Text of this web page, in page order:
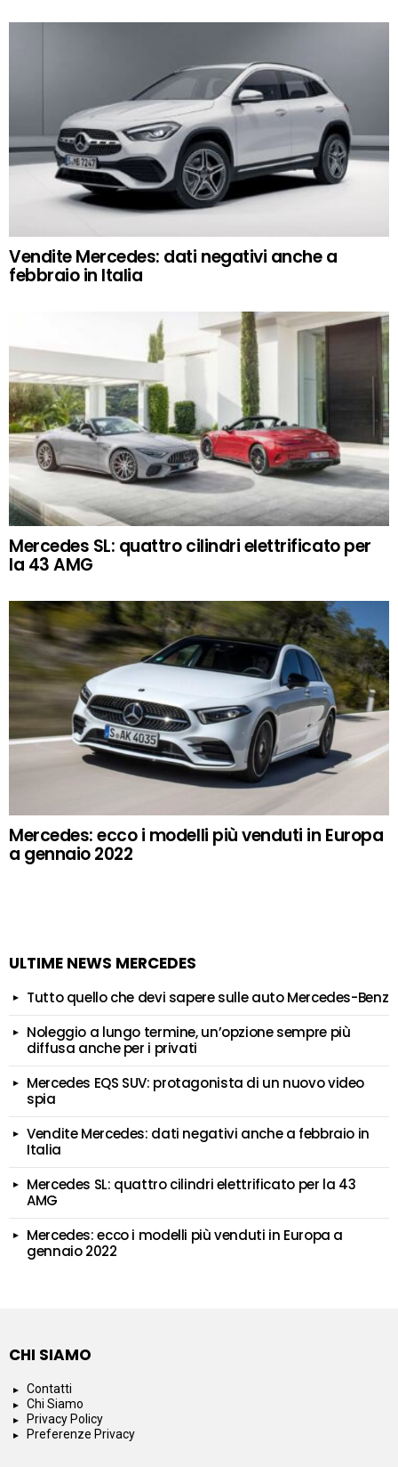
Vendite Mercedes: dati negativi anche a
febbraio in Italia
Mercedes SL: quattro cilindri elettrificato per
la 43 AMG
Mercedes: ecco i modelli più venduti in Europa
a gennaio 2022
ULTIME NEWS MERCEDES
Tutto quello che devi sapere sulle auto Mercedes-Benz
Noleggio a lungo termine, un’opzione sempre più
diffusa anche per i privati
Mercedes EQS SUV: protagonista di un nuovo video
spia
Vendite Mercedes: dati negativi anche a febbraio in
Italia
Mercedes SL: quattro cilindri elettrificato per la 43
AMG
Mercedes: ecco i modelli più venduti in Europa a
gennaio 2022
CHI SIAMO
Contatti
Chi Siamo
Privacy Policy
Preferenze Privacy